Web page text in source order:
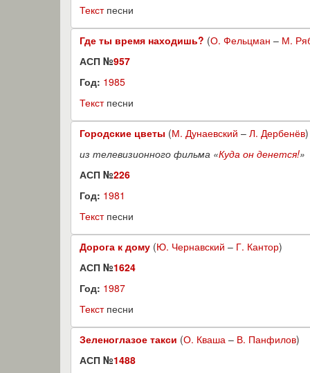
Текстпесни
Где ты время находишь? (О. Фельцман – М.
АСП №957
Год: 1985
Текстпесни
Городские цветы (М. Дунаевский – Л. Дербенёв)
из телевизионного фильма «Куда он денется!»
АСП №226
Год: 1981
Текстпесни
Дорога к дому (Ю. Чернавский – Г. Кантор)
АСП №1624
Год: 1987
Текстпесни
Зеленоглазое такси (О. Кваша – В. Панфилов)
АСП №1488